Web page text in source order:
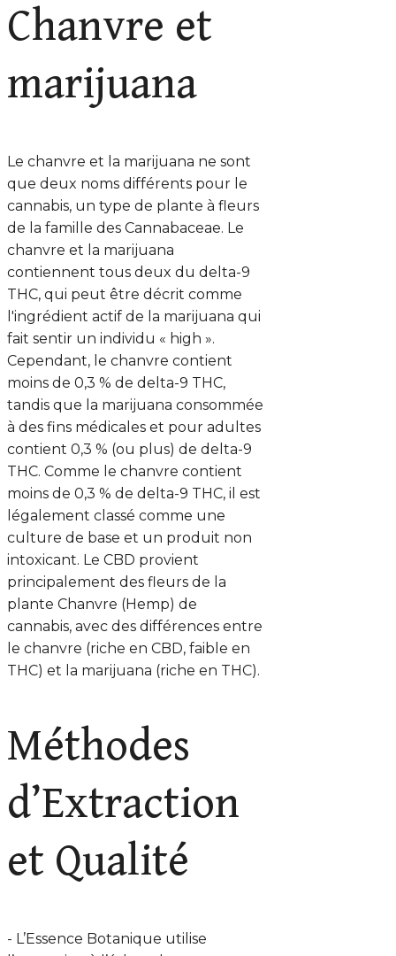
Chanvre et
marijuana
Le chanvre et la marijuana ne sont
que deux noms différents pour le
cannabis, un type de plante à fleurs
de la famille des Cannabaceae. Le
chanvre et la marijuana
contiennent tous deux du delta-9
THC, qui peut être décrit comme
l'ingrédient actif de la marijuana qui
fait sentir un individu « high ».
Cependant, le chanvre contient
moins de 0,3 % de delta-9 THC,
tandis que la marijuana consommée
à des fins médicales et pour adultes
contient 0,3 % (ou plus) de delta-9
THC. Comme le chanvre contient
moins de 0,3 % de delta-9 THC, il est
légalement classé comme une
culture de base et un produit non
intoxicant. Le CBD provient
principalement des fleurs de la
plante Chanvre (Hemp) de
cannabis, avec des différences entre
le chanvre (riche en CBD, faible en
THC) et la marijuana (riche en THC).
Méthodes
d’Extraction
et Qualité
- L’Essence Botanique utilise